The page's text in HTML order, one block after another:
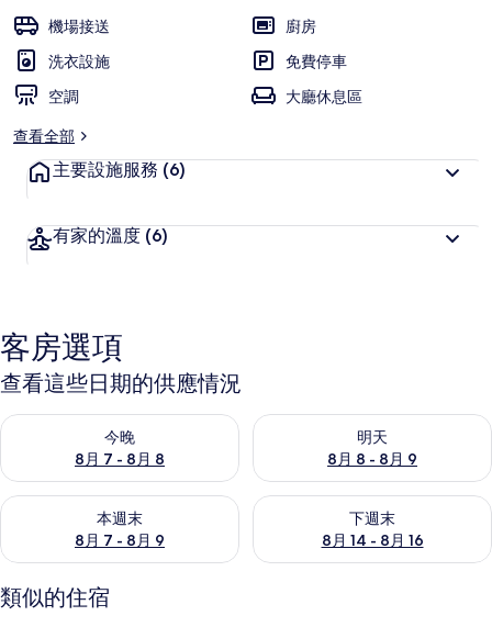
機場接送
廚房
洗衣設施
免費停車
空調
大廳休息區
查看全部
主要設施服務 (6)
有家的溫度 (6)
客房選項
查看這些日期的供應情況
今晚
8月 7 - 8月 8
查看今晚 (8月 7 - 8月 8) 的供應情況
明天
8月 8 - 8月 9
查看明天 (8月 8 - 8月 9) 的供
本週末
8月 7 - 8月 9
查看本週末 (8月 7 - 8月 9) 的供應情況
下週末
8月 14 - 8月 16
查看下週末 (8月 14 - 8月 16)
類似的住宿